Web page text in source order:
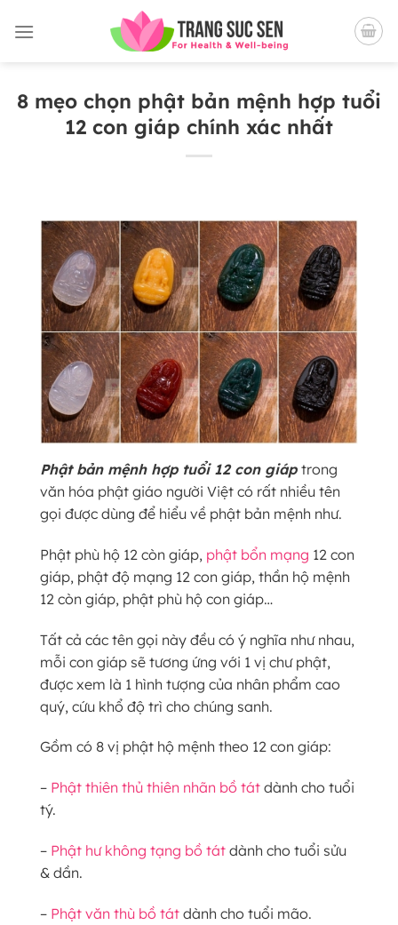
qua
8 mẹo chọn phật bản mệnh hợp tuổi
12 con giáp chính xác nhất
Phật bản mệnh hợp tuổi 12 con giáp trong
văn hóa phật giáo người Việt có rất nhiều tên
gọi được dùng để hiểu về phật bản mệnh như.
Phật phù hộ 12 còn giáp, phật bổn mạng 12 con
giáp, phật độ mạng 12 con giáp, thần hộ mệnh
12 còn giáp, phật phù hộ con giáp…
Tất cả các tên gọi này đều có ý nghĩa như nhau,
mỗi con giáp sẽ tương ứng với 1 vị chư phật,
được xem là 1 hình tượng của nhân phẩm cao
quý, cứu khổ độ trì cho chúng sanh.
Gồm có 8 vị phật hộ mệnh theo 12 con giáp:
– Phật thiên thủ thiên nhãn bồ tát dành cho tuổi
tý.
– Phật hư không tạng bồ tát dành cho tuổi sửu
& dần.
– Phật văn thù bồ tát dành cho tuổi mão.